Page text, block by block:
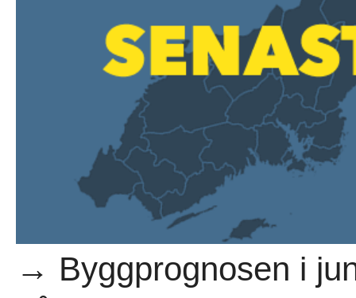
→ Byggprognosen i